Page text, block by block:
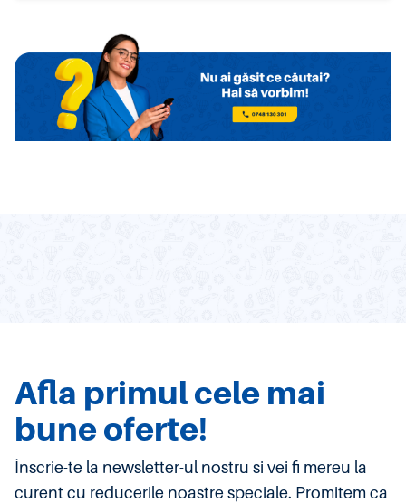
Afla primul cele mai
bune oferte!
Înscrie-te la newsletter-ul nostru si vei fi mereu la
curent cu reducerile noastre speciale. Promitem ca